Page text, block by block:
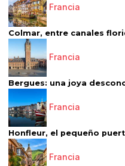
Francia
Colmar, entre canales
Francia
Bergues: una joya
Francia
Honfleur, el pequeño
Francia